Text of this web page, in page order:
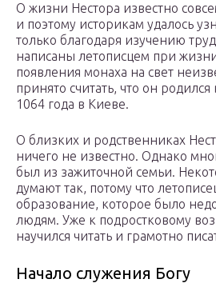
О жизни Нестора известно
и поэтому историкам удалось
только благодаря изучению
написаны летописцем при
появления монаха на свет
принято считать, что он
1064 года в Киеве.
О близких и родственниках
ничего не известно. Однако
был из зажиточной семьи.
думают так, потому что
образование, которое было
людям. Уже к подростковому
научился читать и грамотно
Начало служения Богу